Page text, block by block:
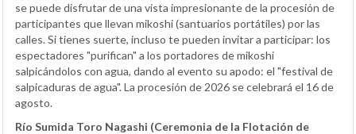
se puede disfrutar de una vista impresionante de la procesión de
participantes que llevan mikoshi (santuarios portátiles) por las
calles. Si tienes suerte, incluso te pueden invitar a participar: los
espectadores "purifican" a los portadores de mikoshi
salpicándolos con agua, dando al evento su apodo: el "festival de
salpicaduras de agua". La procesión de 2026 se celebrará el 16 de
agosto.
Río Sumida Toro Nagashi (Ceremonia de la Flotación de